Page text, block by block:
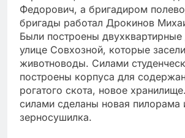
Федорович, а бригадиром
бригады работал Дрокинов
Были построены
улице Совхозной, которые
животноводы. Силами
построены корпуса для
рогатого скота, новое
силами сделаны новая пилорама
зерносушилка.